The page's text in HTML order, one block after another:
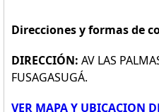
Direcciones y formas de
DIRECCIÓN: AV LAS
FUSAGASUGÁ.
VER MAPA Y UBICACION